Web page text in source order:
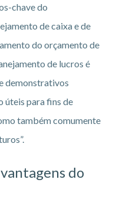
chave do
de caixa e de
do orçamento de
de lucros é
demonstrativos
úteis para fins de
também comumente
do